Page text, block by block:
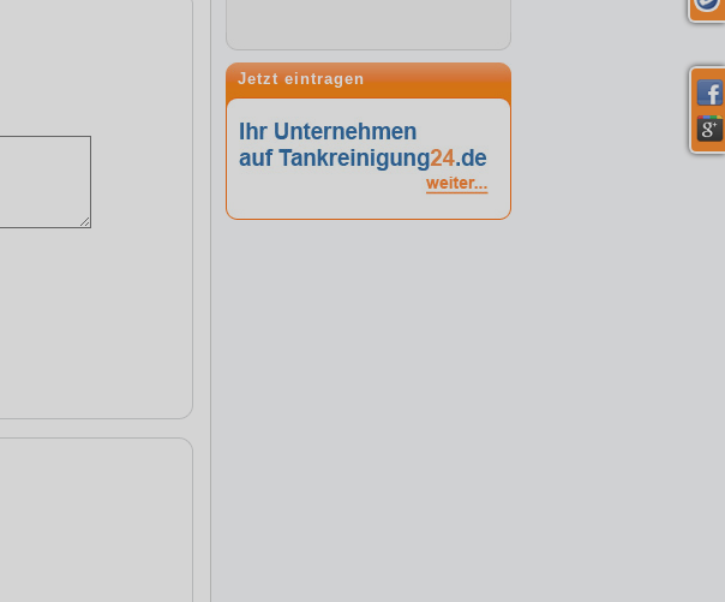
Jetzt eintragen